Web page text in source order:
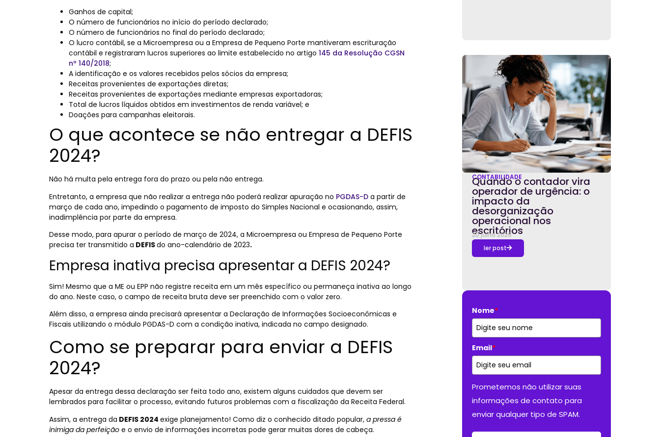
Ganhos de capital;
O número de funcionários no início do período declarado;
O número de funcionários no final do período declarado;
O lucro contábil, se a Microempresa ou a Empresa de Pequeno Porte mantiveram escrituração
contábil e registraram lucros superiores ao limite estabelecido no artigo 145 da Resolução CGSN
nº 140/2018;
A identificação e os valores recebidos pelos sócios da empresa;
Receitas provenientes de exportações diretas;
Receitas provenientes de exportações mediante empresas exportadoras;
Total de lucros líquidos obtidos em investimentos de renda variável; e
Doações para campanhas eleitorais.
O que acontece se não entregar a DEFIS
2024?
Não há multa pela entrega fora do prazo ou pela não entrega.
Entretanto, a empresa que não realizar a entrega não poderá realizar apuração no PGDAS-D a partir de
março de cada ano, impedindo o pagamento de imposto do Simples Nacional e ocasionando, assim,
inadimplência por parte da empresa.
Desse modo, para apurar o período de março de 2024, a Microempresa ou Empresa de Pequeno Porte
precisa ter transmitido a DEFISdo ano-calendário de 2023.
Empresa inativa precisa apresentar a DEFIS 2024?
Sim! Mesmo que a ME ou EPP não registre receita em um mês específico ou permaneça inativa ao longo
do ano. Neste caso, o campo de receita bruta deve ser preenchido com o valor zero.
Além disso, a empresa ainda precisará apresentar a Declaração de Informações Socioeconômicas e
Fiscais utilizando o módulo PGDAS-D com a condição inativa, indicada no campo designado.
Como se preparar para enviar a DEFIS
2024?
Apesar da entrega dessa declaração ser feita todo ano, existem alguns cuidados que devem ser
lembrados para facilitar o processo, evitando futuros problemas com a fiscalização da Receita Federal.
Assim, a entrega da DEFIS 2024 exige planejamento! Como diz o conhecido ditado popular, a pressa é
inimiga da perfeição e o envio de informações incorretas pode gerar muitas dores de cabeça.
CONTABILIDADE
Quando o contador vira
operador de urgência: o
impacto da
desorganização
operacional nos
escritórios
20 julho 2026
ler post
Nome*
Email*
Prometemos não utilizar suas
informações de contato para
enviar qualquer tipo de SPAM.